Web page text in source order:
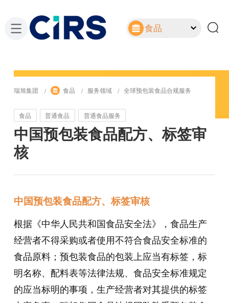
食品
瑞旭集团 食品 服务领域 全球预包装食品合规服务
食品 普通食品 普通食品服务
中国预包装食品配方、标签审
核
中国预包装食品配方、标签审核
根据《中华人民共和国食品安全法》，食品生产
经营者不得采购或者使用不符合食品安全标准的
食品原料；预包装食品的包装上应当有标签，标
明名称、配料表等法律法规、食品安全标准规定
的应当标明的事项，生产经营者对其提供的标签